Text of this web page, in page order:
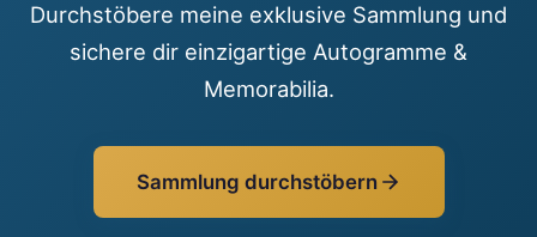
Durchstöbere meine exklusive Sammlung und
sichere dir einzigartige Autogramme &
Memorabilia.
Sammlung durchstöbern